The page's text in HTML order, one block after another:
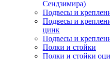
Сендзимира)
Подвесы и
Подвесы и
цинк
Подвесы и
Полки и стойки
Полки и стойки